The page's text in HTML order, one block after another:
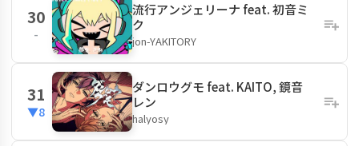
30
-
流行アンジェリーナ feat. 初音ミ
ク
jon-YAKITORY
31
▼8
ダンロウグモ feat. KAITO, 鏡音
レン
halyosy